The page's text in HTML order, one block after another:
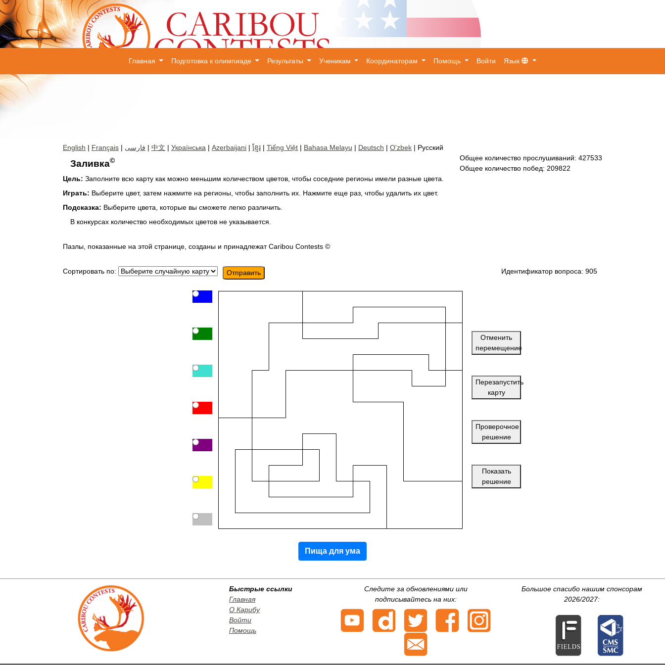
Главная Подготовка к олимпиаде Результаты Ученикам Координаторам Помощь Войти Язык
English | Français | فارسی | 中文 | Українська | Azerbaijani | ខ្មែរ | Tiếng Việt | Bahasa Melayu | Deutsch | O'zbek | Русский
Заливка© Общее количество прослушиваний: 427533
Общее количество побед: 209822
Цель: Заполните всю карту как можно меньшим количеством цветов, чтобы соседние регионы имели разные цвета.
Играть: Выберите цвет, затем нажмите на регионы, чтобы заполнить их. Нажмите еще раз, чтобы удалить их цвет.
Подсказка: Выберите цвета, которые вы сможете легко различить.
В конкурсах количество необходимых цветов не указывается.
Пазлы, показанные на этой странице, созданы и принадлежат Caribou Contests ©
Сортировать по: Идентификатор вопроса: 905
Отменить
перемещение
Перезапустить
карту
Проверочное
решение
Показать
решение
Пища для ума
Быстрые ссылки
Главная
О Карибу
Войти
Помощь
Следите за обновлениями или
подписывайтесь на них:
Большое спасибо нашим спонсорам
2026/2027: